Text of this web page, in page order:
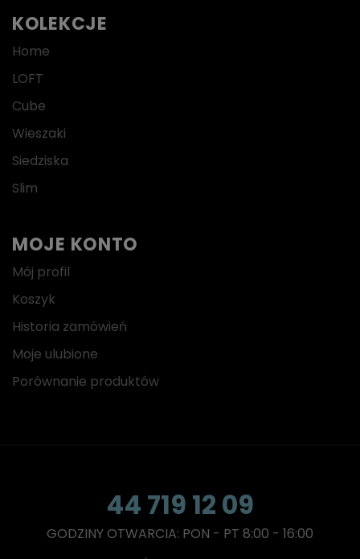
KOLEKCJE
Home
LOFT
Cube
Wieszaki
Siedziska
Slim
MOJE KONTO
Mój profil
Koszyk
Historia zamówień
Moje ulubione
Porównanie produktów
44 719 12 09
GODZINY OTWARCIA: PON - PT 8:00 - 16:00